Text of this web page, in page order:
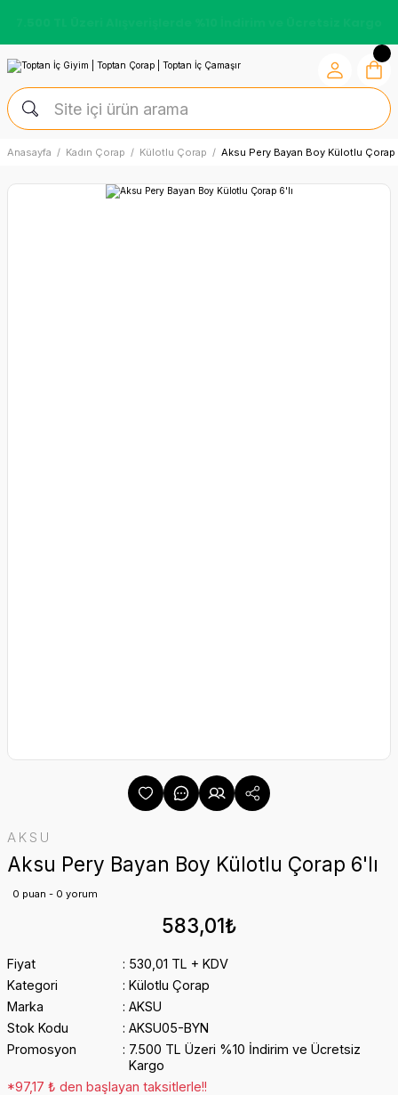
Anasayfa Kadın Çorap Külotlu Çorap Aksu Pery Bayan Boy Külotlu Çorap
AKSU
Aksu Pery Bayan Boy Külotlu Çorap 6'lı
0 puan - 0 yorum
583,01₺
Fiyat
530,01 TL + KDV
Kategori
Külotlu Çorap
Marka
AKSU
Stok Kodu
AKSU05-BYN
Promosyon
7.500 TL Üzeri %10 İndirim ve Ücretsiz
Kargo
*97,17 ₺ den başlayan taksitlerle!!